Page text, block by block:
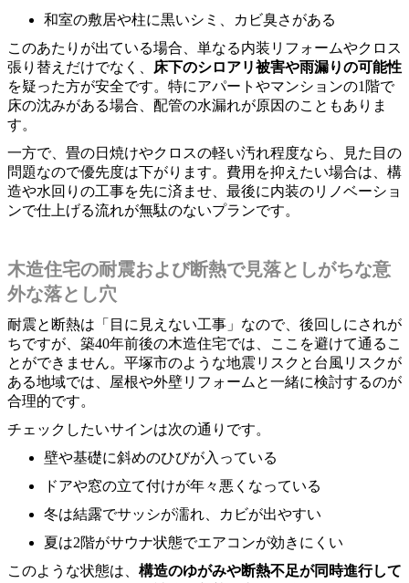
和室の敷居や柱に黒いシミ、カビ臭さがある
このあたりが出ている場合、単なる内装リフォームやクロス
張り替えだけでなく、
床下のシロアリ被害や雨漏りの可能性
を疑った方が安全です。特にアパートやマンションの1階で
床の沈みがある場合、配管の水漏れが原因のこともありま
す。
一方で、畳の日焼けやクロスの軽い汚れ程度なら、見た目の
問題なので優先度は下がります。費用を抑えたい場合は、構
造や水回りの工事を先に済ませ、最後に内装のリノベーショ
ンで仕上げる流れが無駄のないプランです。
木造住宅の耐震および断熱で見落としがちな意
外な落とし穴
耐震と断熱は「目に見えない工事」なので、後回しにされが
ちですが、築40年前後の木造住宅では、ここを避けて通るこ
とができません。平塚市のような地震リスクと台風リスクが
ある地域では、屋根や外壁リフォームと一緒に検討するのが
合理的です。
チェックしたいサインは次の通りです。
壁や基礎に斜めのひびが入っている
ドアや窓の立て付けが年々悪くなっている
冬は結露でサッシが濡れ、カビが出やすい
夏は2階がサウナ状態でエアコンが効きにくい
このような状態は、 構造のゆがみや断熱不足が同時進行して